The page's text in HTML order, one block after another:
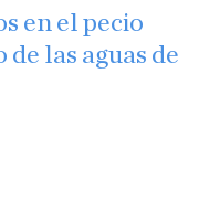
en el pecio
las aguas de